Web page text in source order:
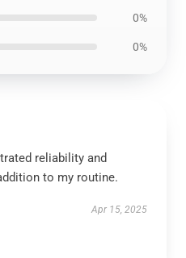
0%
0%
reliability and
to my routine.
Apr 15, 2025